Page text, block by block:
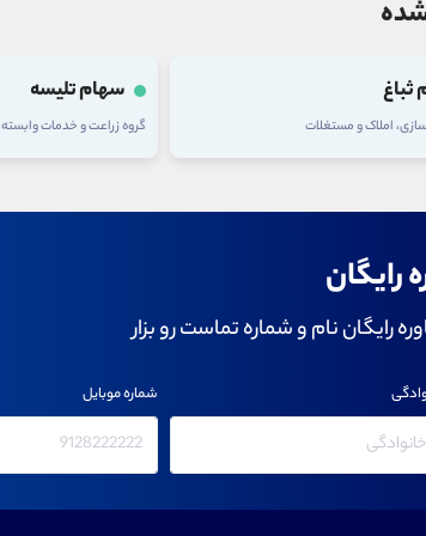
املاک و مستغلات
سهام تلیسه
گروه زراعت و خدمات وابسته
رایگان
رایگان نام و شماره تماست رو بزار
شماره موبایل